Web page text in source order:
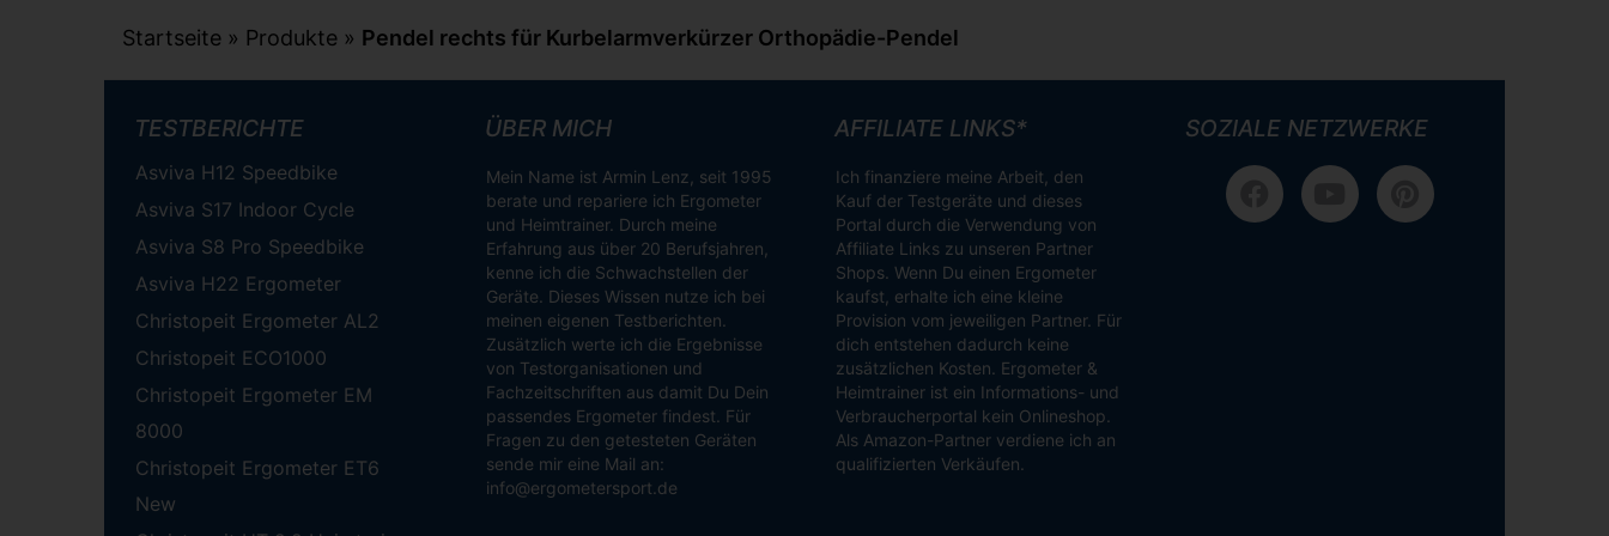
Startseite » Produkte » Pendel rechts für Kurbelarmverkürzer Orthopädie-Pendel
TESTBERICHTE
Asviva H12 Speedbike
Asviva S17 Indoor Cycle
Asviva S8 Pro Speedbike
Asviva H22 Ergometer
Christopeit Ergometer AL2
Christopeit ECO1000
Christopeit Ergometer EM
8000
Christopeit Ergometer ET6
New
ÜBER MICH
Mein Name ist Armin Lenz, seit 1995
berate und repariere ich Ergometer
und Heimtrainer. Durch meine
Erfahrung aus über 20 Berufsjahren,
kenne ich die Schwachstellen der
Geräte. Dieses Wissen nutze ich bei
meinen eigenen Testberichten.
Zusätzlich werte ich die Ergebnisse
von Testorganisationen und
Fachzeitschriften aus damit Du Dein
passendes Ergometer findest. Für
Fragen zu den getesteten Geräten
sende mir eine Mail an:
info@ergometersport.de
AFFILIATE LINKS*
Ich finanziere meine Arbeit, den
Kauf der Testgeräte und dieses
Portal durch die Verwendung von
Affiliate Links zu unseren Partner
Shops. Wenn Du einen Ergometer
kaufst, erhalte ich eine kleine
Provision vom jeweiligen Partner. Für
dich entstehen dadurch keine
zusätzlichen Kosten. Ergometer &
Heimtrainer ist ein Informations- und
Verbraucherportal kein Onlineshop.
Als Amazon-Partner verdiene ich an
qualifizierten Verkäufen.
SOZIALE NETZWERKE